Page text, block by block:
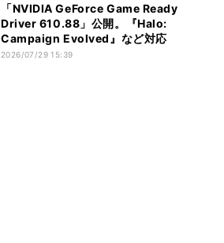
「NVIDIA GeForce Game Ready
Driver 610.88」公開。『Halo:
Campaign Evolved』など対応
2026/07/29 15:39